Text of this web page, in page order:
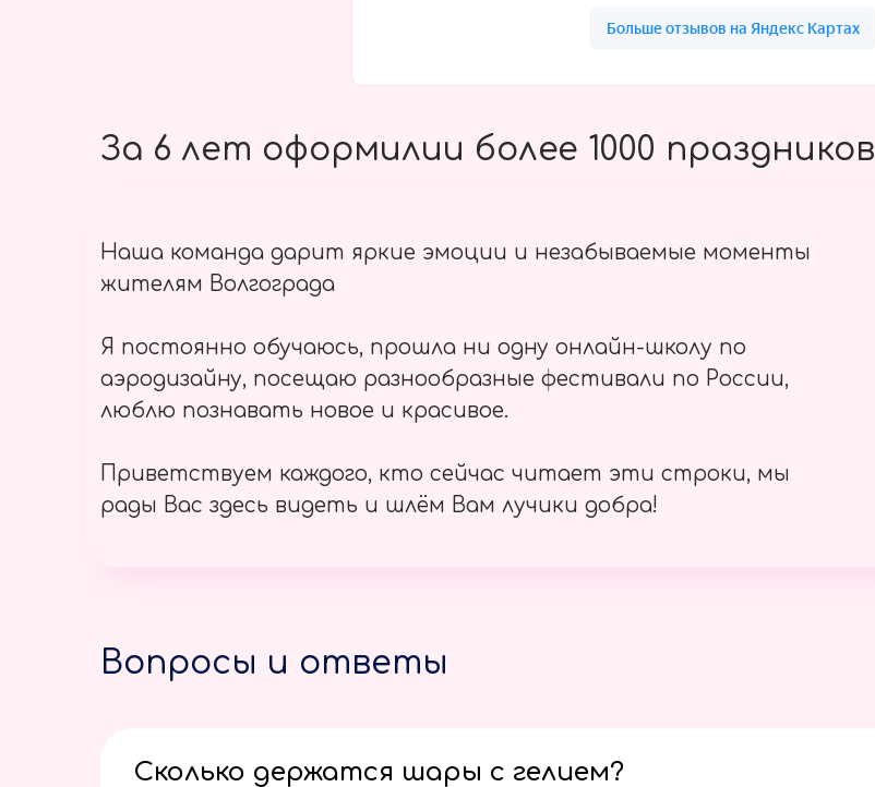
За 6 лет оформилии более 1000 праздников
Наша команда дарит яркие эмоции и незабываемые моменты
жителям Волгограда
Я постоянно обучаюсь, прошла ни одну онлайн-школу по
аэродизайну, посещаю разнообразные фестивали по России,
люблю познавать новое и красивое.
Приветствуем каждого, кто сейчас читает эти строки, мы
рады Вас здесь видеть и шлём Вам лучики добра!
Вопросы и ответы
Сколько держатся шары с гелием?